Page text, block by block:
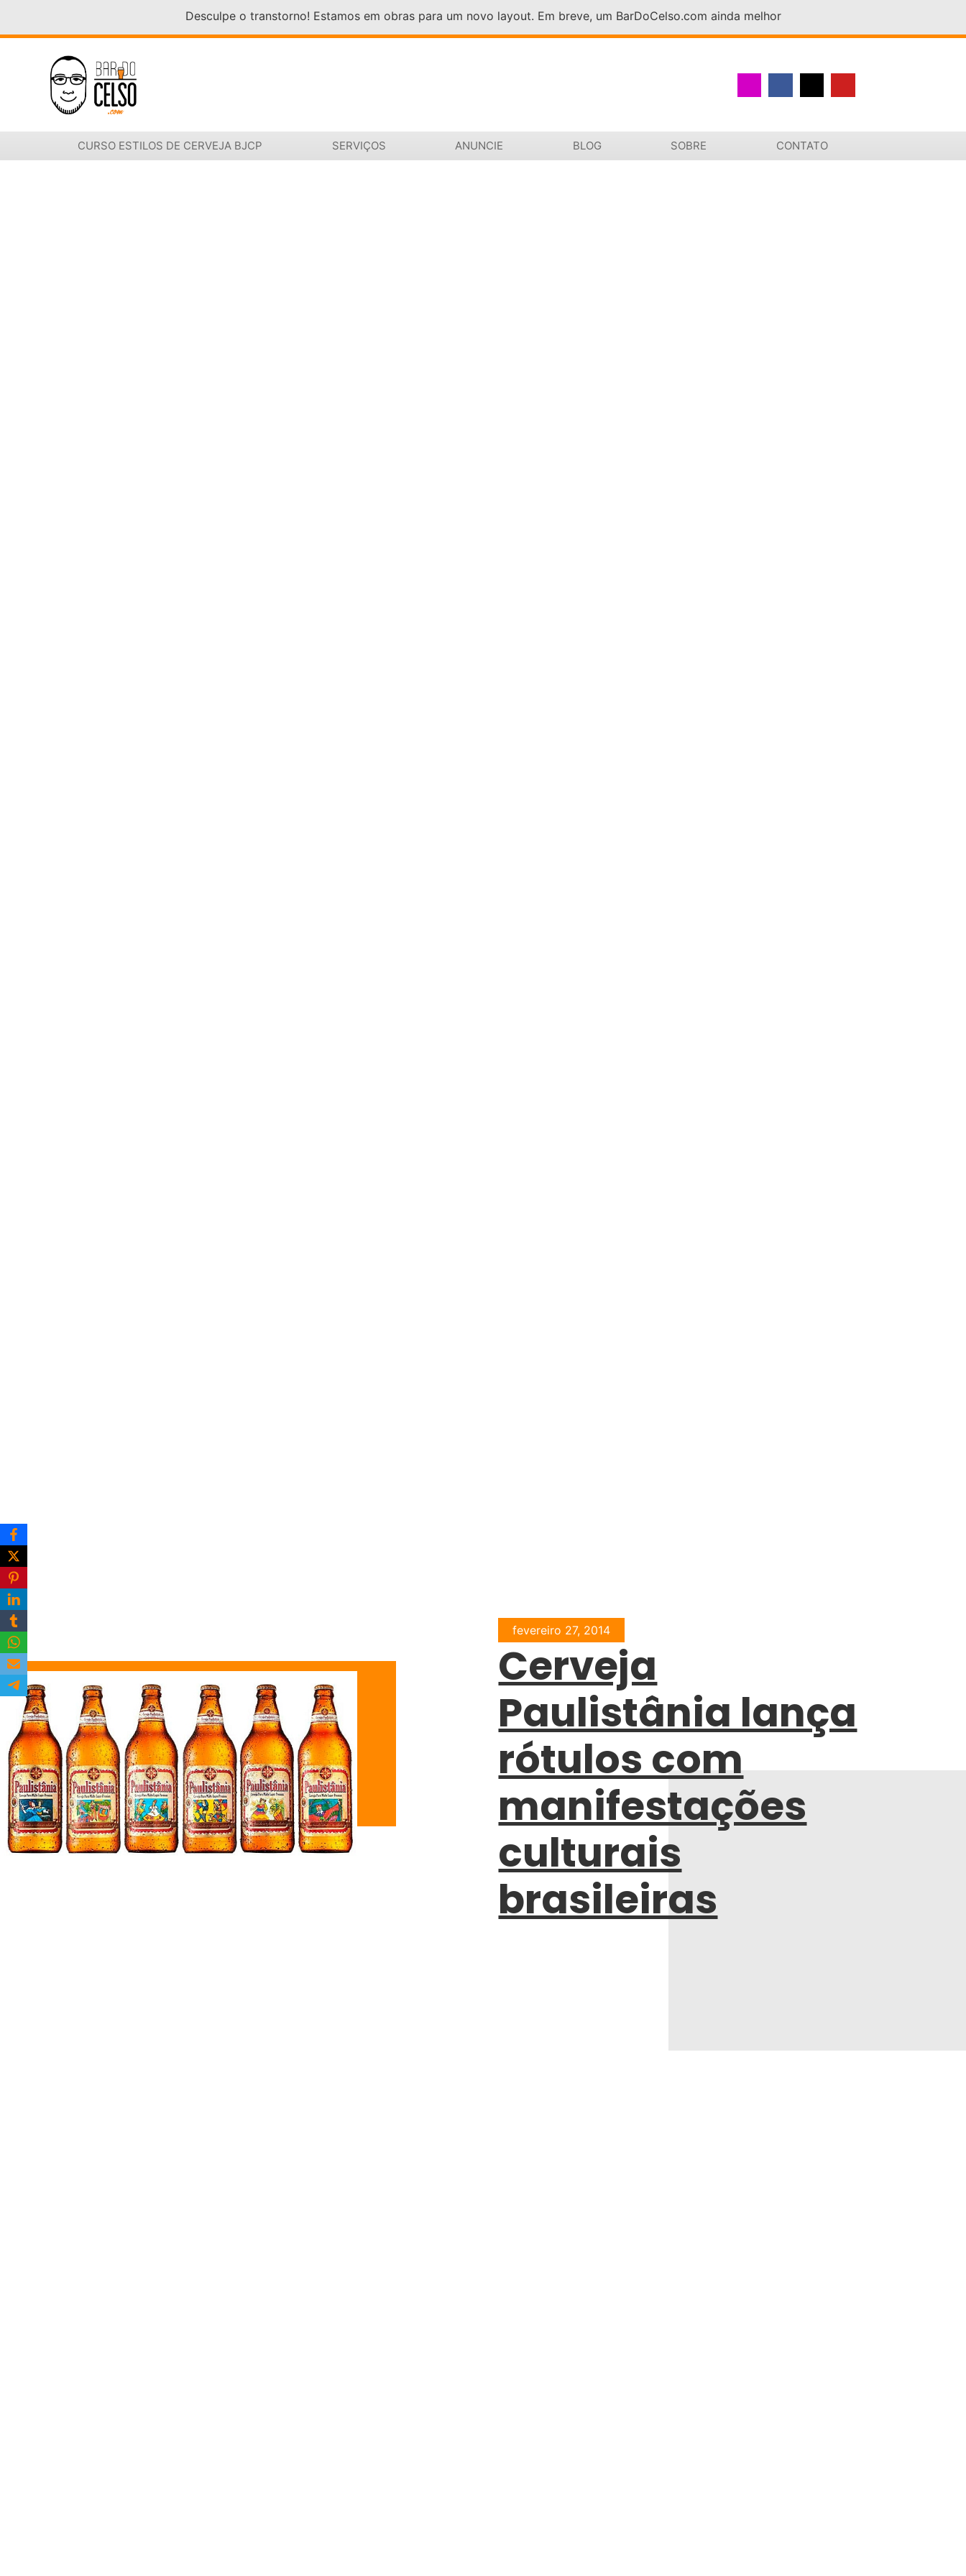
Desculpe o transtorno! Estamos em obras para um novo layout. Em breve, um BarDoCelso.com ainda melhor
CURSO ESTILOS DE CERVEJA BJCP SERVIÇOS ANUNCIE BLOG SOBRE CONTATO
fevereiro 27, 2014
Cerveja
Paulistânia lança
rótulos com
manifestações
culturais
brasileiras